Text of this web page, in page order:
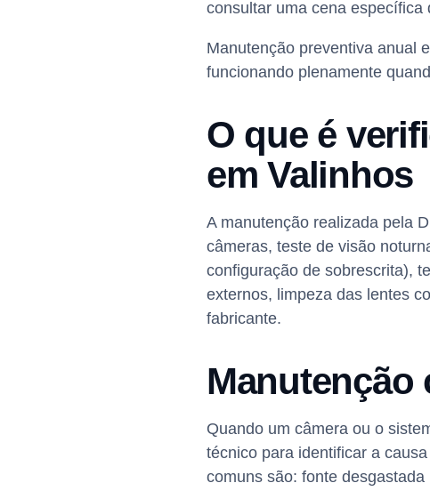
consultar uma cena específica
Manutenção preventiva anual
funcionando plenamente
O que é
em Valinhos
A manutenção realizada pela
câmeras, teste de visão
configuração de sobrescrita),
externos, limpeza das lentes
fabricante.
Manutenção
Quando um câmera ou o
técnico para identificar a
comuns são: fonte